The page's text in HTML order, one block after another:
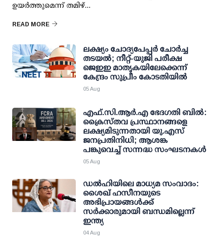
ഉയര്‍ത്തുമെന്ന് തമിഴ്...
READ MORE
ലക്ഷ്യം ചോദ്യപേപ്പര്‍ ചോര്‍ച്ച
തടയല്‍; നീറ്റ്-യുജി പരീക്ഷ
ജെഇഇ മാതൃകയിലേക്കെന്ന്
കേന്ദ്രം സുപ്രീം കോടതിയില്‍
05 Aug
എഫ്.സി.ആര്‍.എ ഭേദഗതി ബില്‍:
ക്രൈസ്തവ പ്രസ്ഥാനങ്ങളെ
ലക്ഷ്യമിടുന്നതായി യു.എസ്
ജനപ്രതിനിധി; ആശങ്ക
പങ്കുവെച്ച് സന്നദ്ധ സംഘടനകള്‍
05 Aug
ഡല്‍ഹിയിലെ മാധ്യമ സംവാദം:
ശൈഖ് ഹസീനയുടെ
അഭിപ്രായങ്ങള്‍ക്ക്
സര്‍ക്കാരുമായി ബന്ധമില്ലെന്ന്
ഇന്ത്യ
04 Aug